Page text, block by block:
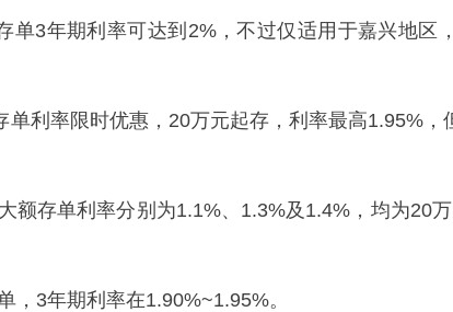
3年期利率可达到2%，不过仅适用于嘉兴地区
利率限时优惠，20万元起存，利率最高1.95%
存单利率分别为1.1%、1.3%及1.4%，均为20
3年期利率在1.90%~1.95%。